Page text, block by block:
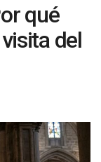
qué
del